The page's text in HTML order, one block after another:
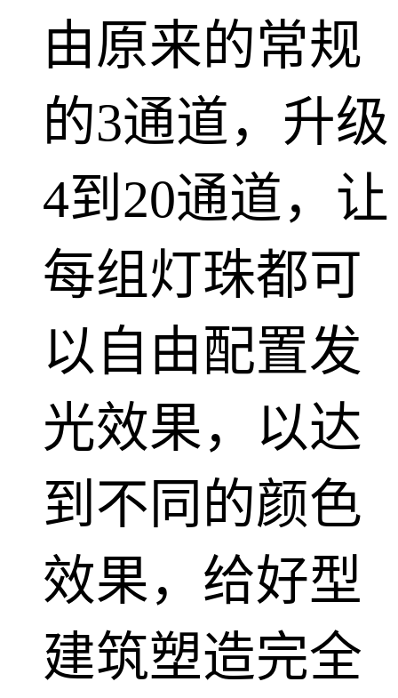
由原来的常规
的3通道，升级
4到20通道，让
每组灯珠都可
以自由配置发
光效果，以达
到不同的颜色
效果，给好型
建筑塑造完全